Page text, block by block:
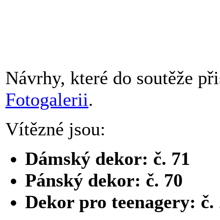
Návrhy, které do soutěže
Fotogalerii.
Vítězné jsou:
Dámský dekor: č. 71
Pánský dekor: č. 70
Dekor pro teenagery: č.